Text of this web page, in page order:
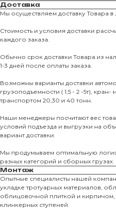
Доставка
Мы осуществляем доставку Товара
Стоимость и условия доставки
каждого заказа.
Обычно срок доставки Товара из
1-3 дней после оплаты заказа.
Возможны варианты доставки
грузоподъемности ( 1,5 - 2 -5т),
транспортом 20,30 и 40 тонн.
Наши менеджеры посчитают вес
условий подъезда и выгрузки на
вариант доставки.
Мы продумываем оптимальную
разных категорий и сборных грузах.
Монтаж
Опытные специалисты нашей
укладке тротуарных материалов,
облицовочной плиткой и кирпичом,
клинкерных ступеней.
О КОМПАНИИ